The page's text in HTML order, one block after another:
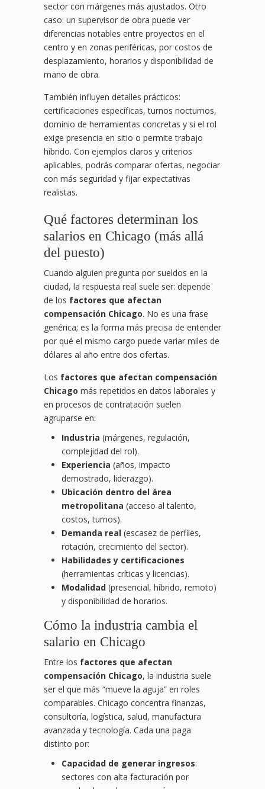
sector con márgenes más ajustados. Otro
caso: un supervisor de obra puede ver
diferencias notables entre proyectos en el
centro y en zonas periféricas, por costos de
desplazamiento, horarios y disponibilidad de
mano de obra.
También influyen detalles prácticos:
certificaciones específicas, turnos nocturnos,
dominio de herramientas concretas y si el rol
exige presencia en sitio o permite trabajo
híbrido. Con ejemplos claros y criterios
aplicables, podrás comparar ofertas, negociar
con más seguridad y fijar expectativas
realistas.
Qué factores determinan los
salarios en Chicago (más allá
del puesto)
Cuando alguien pregunta por sueldos en la
ciudad, la respuesta real suele ser: depende
de los factores que afectan
compensación Chicago. No es una frase
genérica; es la forma más precisa de entender
por qué el mismo cargo puede variar miles de
dólares al año entre dos ofertas.
Los factores que afectan compensación
Chicago más repetidos en datos laborales y
en procesos de contratación suelen
agruparse en:
Industria (márgenes, regulación,
complejidad del rol).
Experiencia (años, impacto
demostrado, liderazgo).
Ubicación dentro del área
metropolitana (acceso al talento,
costos, turnos).
Demanda real (escasez de perfiles,
rotación, crecimiento del sector).
Habilidades y certificaciones
(herramientas críticas y licencias).
Modalidad (presencial, híbrido, remoto)
y disponibilidad de horarios.
Cómo la industria cambia el
salario en Chicago
Entre los factores que afectan
compensación Chicago, la industria suele
ser el que más “mueve la aguja” en roles
comparables. Chicago concentra finanzas,
consultoría, logística, salud, manufactura
avanzada y tecnología. Cada una paga
distinto por:
Capacidad de generar ingresos:
sectores con alta facturación por